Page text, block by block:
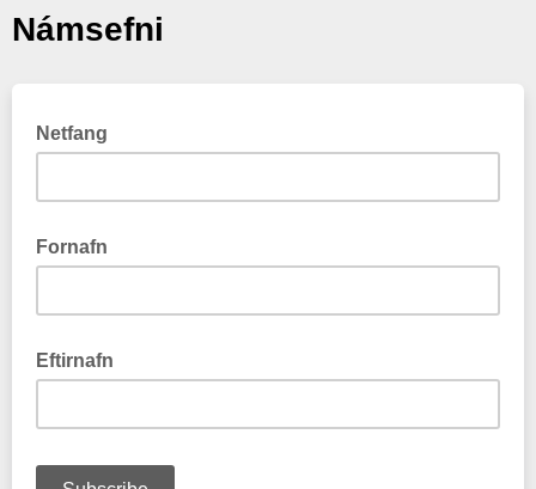
Námsefni
Netfang
Fornafn
Eftirnafn